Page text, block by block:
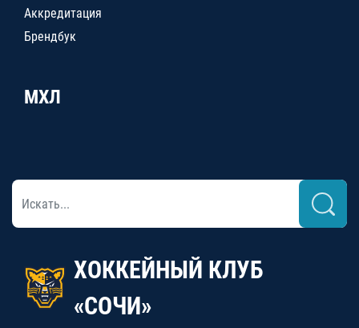
Аккредитация
Брендбук
МХЛ
ХОККЕЙНЫЙ КЛУБ
«СОЧИ»